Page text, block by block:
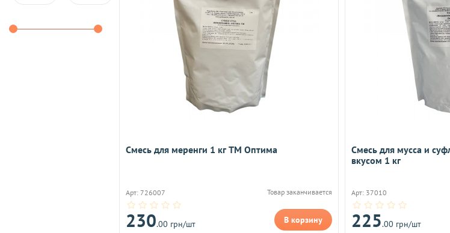
Смесь для меренги 1 кг ТМ Оптима
Арт: 726007 Товар заканчивается
230.00 грн/шт В корзину
Смесь для мусса и
вкусом 1 кг
Арт: 37010
225.00 грн/шт